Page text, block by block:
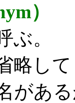
）
。
略して
があ